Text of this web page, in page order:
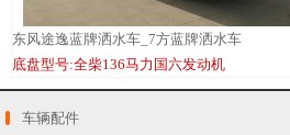
东风途逸蓝牌洒水车_7方蓝牌洒水车
底盘型号:全柴136马力国六发动机
车辆配件